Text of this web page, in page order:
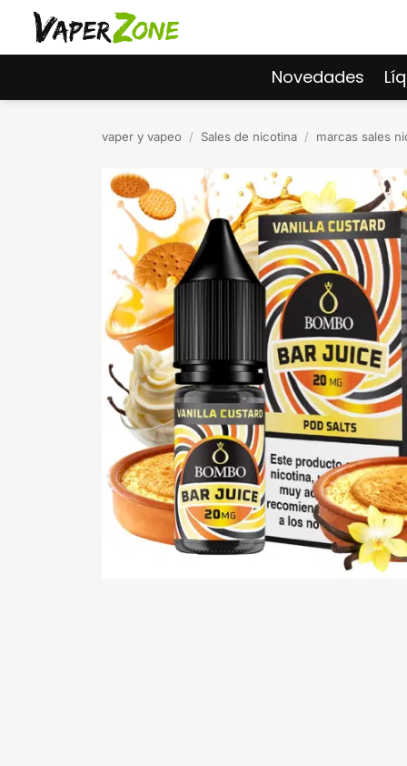
Saltar
contenido
Novedades
vaper y vapeo / Sales de nicotina / marcas sales